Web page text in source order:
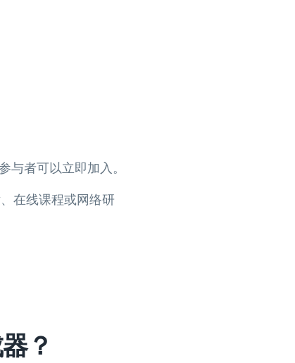
者可以立即加入。
在线课程或网络研
？